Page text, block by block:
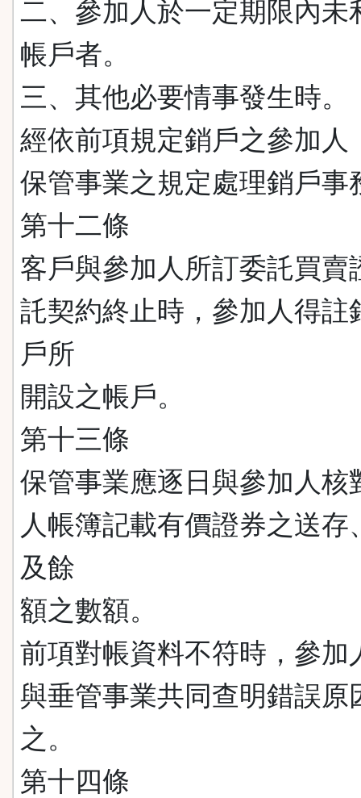
二、參加人於一定期限內未
帳戶者。
三、其他必要情事發生時。
經依前項規定銷戶之參加人
保管事業之規定處理銷戶事
第十二條
客戶與參加人所訂委託買賣
託契約終止時，參加人得註
戶所
開設之帳戶。
第十三條
保管事業應逐日與參加人核
人帳簿記載有價證券之送存
及餘
額之數額。
前項對帳資料不符時，參加
與垂管事業共同查明錯誤原
之。
第十四條